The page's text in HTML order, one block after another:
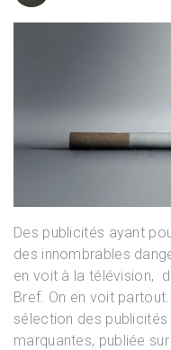
Des publicités ayant
des innombrables
en voit à la télévision,
Bref. On en voit
sélection des
marquantes, publiée